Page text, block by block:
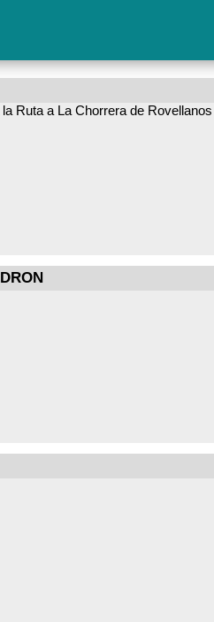
Ruta a La Chorrera de